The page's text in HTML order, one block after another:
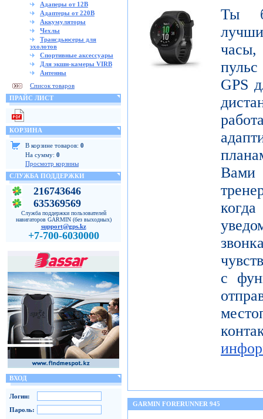
Адаперы от 12В
Адаптеры от 220В
Аккумуляторы
Чехлы
Трансдьюсеры для
эхолотов
Спортивные аксессуары
Для экшн-камеры VIRB
Антенны
Список товаров
ПРАЙС ЛИСТ
КОРЗИНА
В корзине товаров: 0
На сумму: 0
Просмотр корзины
СЛУЖБА ПОДДЕРЖКИ
216743646
635369569
Служба поддержки пользователей
навигаторов GARMIN (без выходных)
support@gps.kz
+7-700-6030000
ВХОД
Логин:
Пароль:
Ты
GPS
Вами
с
GARMIN FORERUNNER 945